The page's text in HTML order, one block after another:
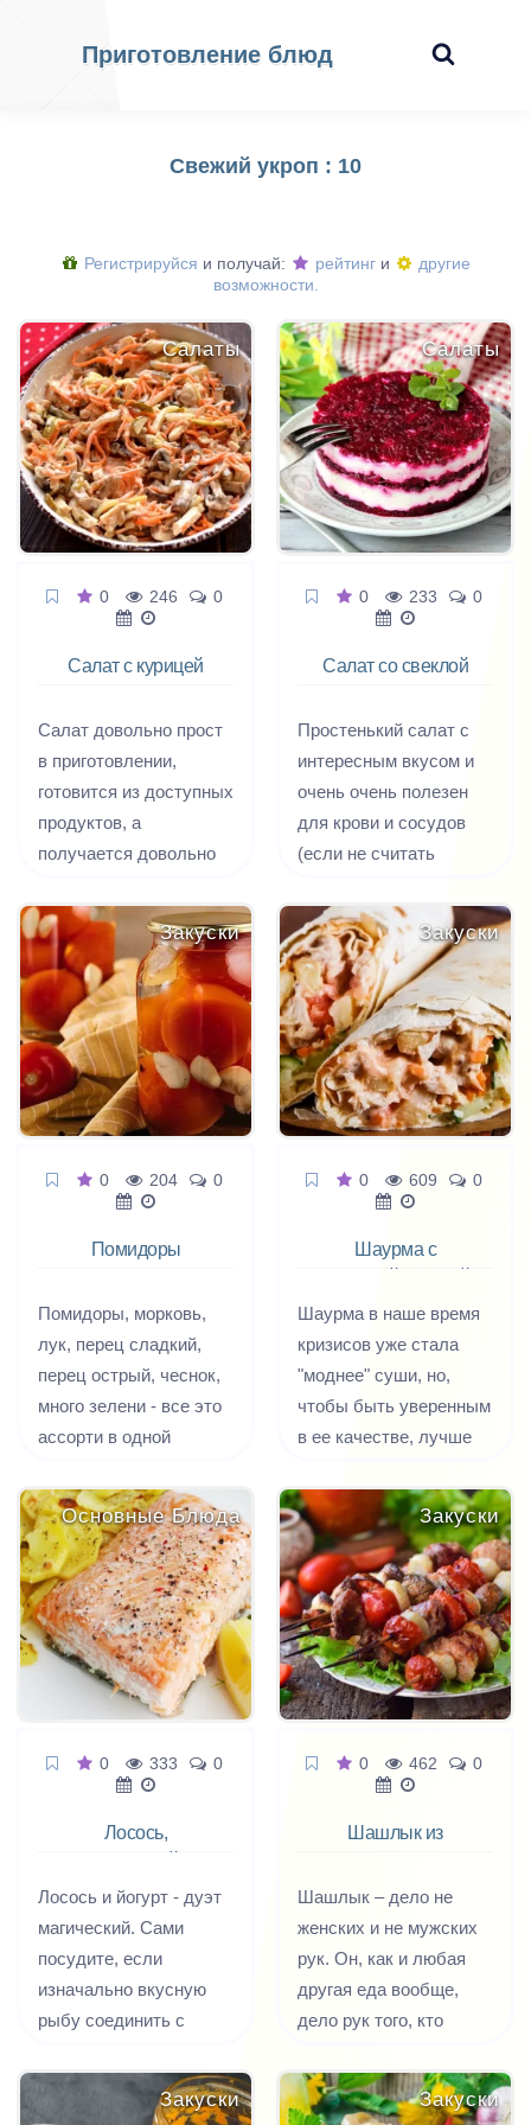
Приготовление блюд
Свежий укроп : 10
Регистрируйся и получай: рейтинг и
другие
возможности.
Салаты
0 246 0
Салат с курицей
Салат довольно прост
в приготовлении,
готовится из доступных
продуктов, а
получается довольно
Салаты
0 233 0
Салат со свеклой
Простенький салат с
интересным вкусом и
очень очень полезен
для крови и сосудов
(если не считать
Закуски
0 204 0
Помидоры
Помидоры, морковь,
лук, перец сладкий,
перец острый, чеснок,
много зелени - все это
ассорти в одной
перемешанное в
гармонии с маринадом
и специями.
Помидорчики
получаются вкусные и
превосходно украсят
ваш зимний стол.
Закуски
0 609 0
Шаурма с
Шаурма в наше время
кризисов уже стала
"моднее" суши, но,
чтобы быть уверенным
в ее качестве, лучше
Домашняя шаурма
вкусная, сытная и даже
отчасти полезная, ведь
там есть огурчики и
свежая зелень. А дома
приготовить шаурму
получится точно
дешевле, чем
будем готовить зимний
копченой куриной
лаваше.
Основные Блюда
0 333 0
Лосось,
йогурте
Лосось и йогурт - дуэт
магический. Сами
посудите, если
изначально вкусную
рыбу соединить с
легкого йогурта с
цитрусовой кислинкой
Закуски
0 462 0
Шашлык из
Шашлык – дело не
женских и не мужских
рук. Он, как и любая
другая еда вообще,
дело рук того, кто
справляется и точка.
Пол, возраст и
Закуски Закуски